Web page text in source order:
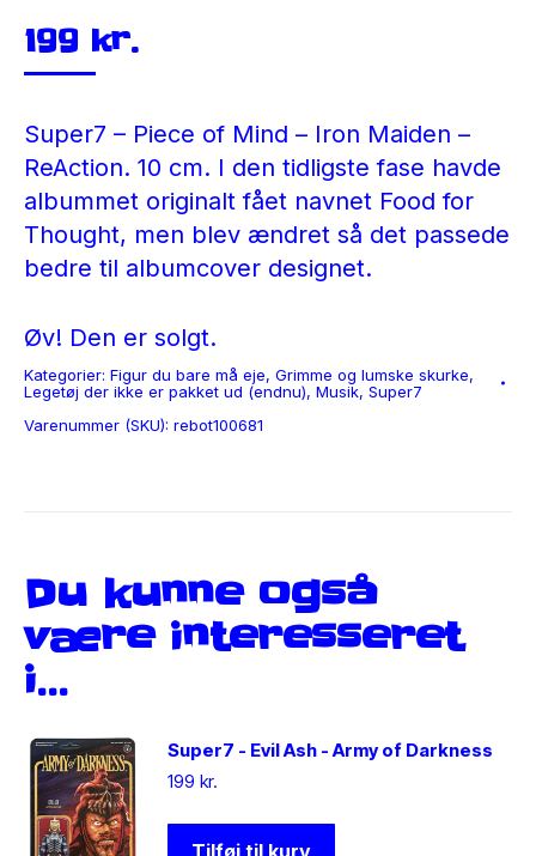
199 kr.
Super7 – Piece of Mind – Iron Maiden –
ReAction. 10 cm. I den tidligste fase havde
albummet originalt fået navnet Food for
Thought, men blev ændret så det passede
bedre til albumcover designet.
Øv! Den er solgt.
Kategorier: Figur du bare må eje, Grimme og lumske skurke,
Legetøj der ikke er pakket ud (endnu), Musik, Super7
Varenummer (SKU): rebot100681
Du kunne også
være interesseret
i…
Super7 - Evil Ash - Army of Darkness
199 kr.
Tilføj til kurv